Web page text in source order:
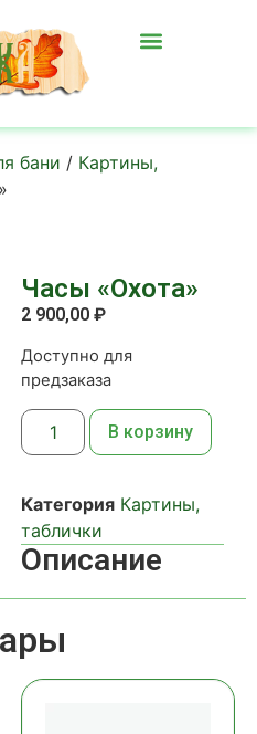
бани / Картины,
Часы «Охота»
2 900,00 ₽
Доступно для
предзаказа
В корзину
Категория Картины,
таблички
Описание